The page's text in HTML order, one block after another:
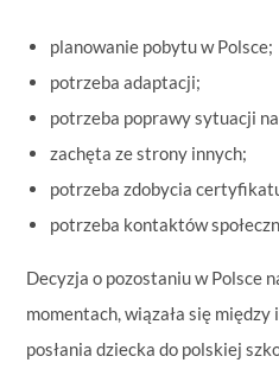
planowanie pobytu w Polsce;
potrzeba adaptacji;
potrzeba poprawy sytuacji
zachęta ze strony innych;
potrzeba zdobycia
potrzeba kontaktów
Decyzja o pozostaniu w Polsce
momentach, wiązała się
posłania dziecka do polskiej